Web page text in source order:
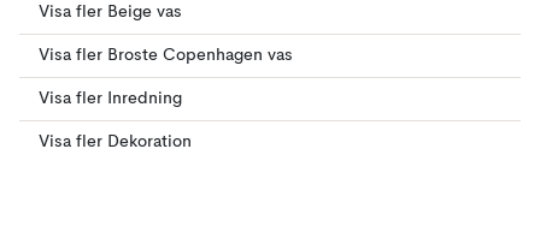
Visa fler Beige vas
Visa fler Broste Copenhagen vas
Visa fler Inredning
Visa fler Dekoration